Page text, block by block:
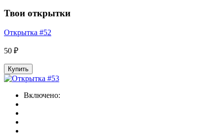
Твои открытки
Открытка #52
50 ₽
Купить
Включено: